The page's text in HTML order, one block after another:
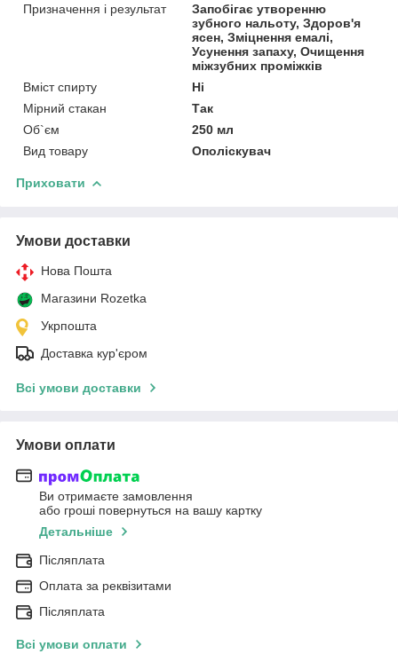
Призначення і результат
Запобігає утворенню
зубного нальоту, Здоров'я
ясен, Зміцнення емалі,
Усунення запаху, Очищення
міжзубних проміжків
Вміст спирту
Ні
Мірний стакан
Так
Об`єм
250 мл
Вид товару
Ополіскувач
Приховати
Умови доставки
Нова Пошта
Магазини Rozetka
Укрпошта
Доставка кур'єром
Всі умови доставки
Умови оплати
Ви отримаєте замовлення
або гроші повернуться на вашу картку
Детальніше
Післяплата
Оплата за реквізитами
Післяплата
Всі умови оплати